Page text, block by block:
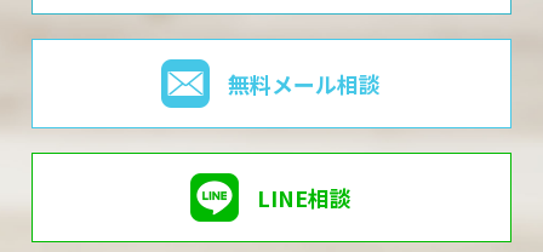
無料メール相談
LINE相談